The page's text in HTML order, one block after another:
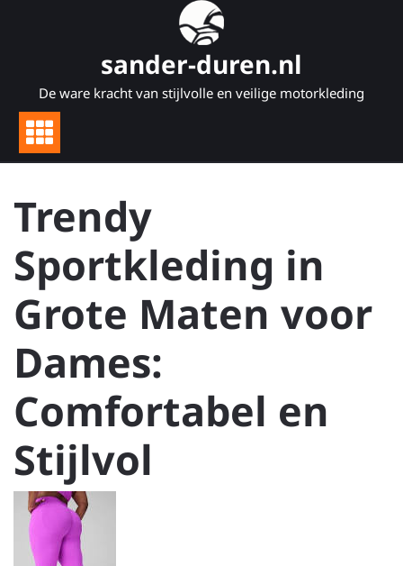
sander-duren.nl
De ware kracht van stijlvolle en veilige motorkleding
Trendy
Sportkleding in
Grote Maten voor
Dames:
Comfortabel en
Stijlvol